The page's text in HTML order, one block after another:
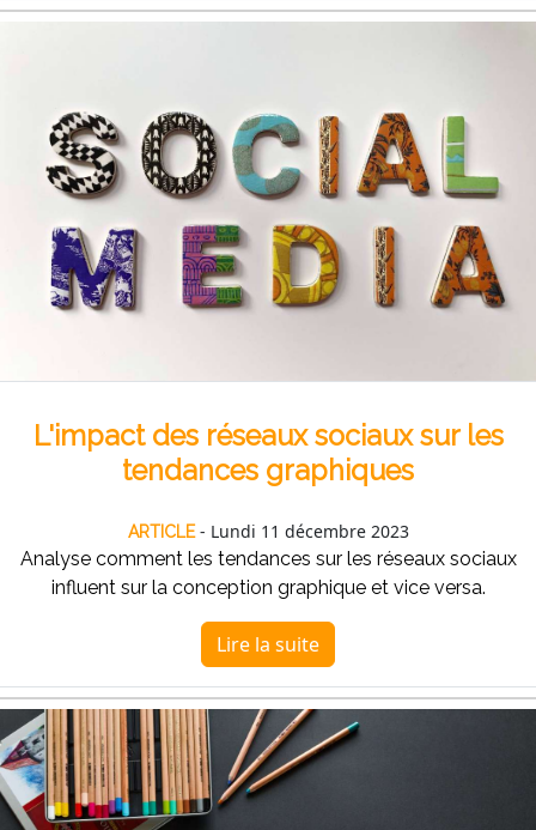
L'impact des réseaux sociaux sur les
tendances graphiques
ARTICLE- Lundi 11 décembre 2023
Analyse comment les tendances sur les réseaux sociaux
influent sur la conception graphique et vice versa.
Lire la suite